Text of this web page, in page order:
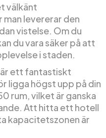
välkänt
levererar den
vistelse. Om du
du vara säker på att
i staden.
är ett fantastiskt
ligga högst upp på din
rum, vilket är ganska
Att hitta ett hotell
kapacitetszonen är